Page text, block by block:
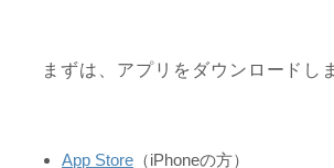
まずは、アプリをダウンロードし
App Store （iPhoneの方）